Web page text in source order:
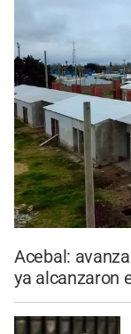
Acebal:
ya alcanzaron